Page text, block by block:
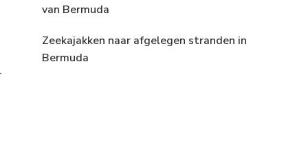
van Bermuda
Zeekajakken naar afgelegen stranden in
Bermuda